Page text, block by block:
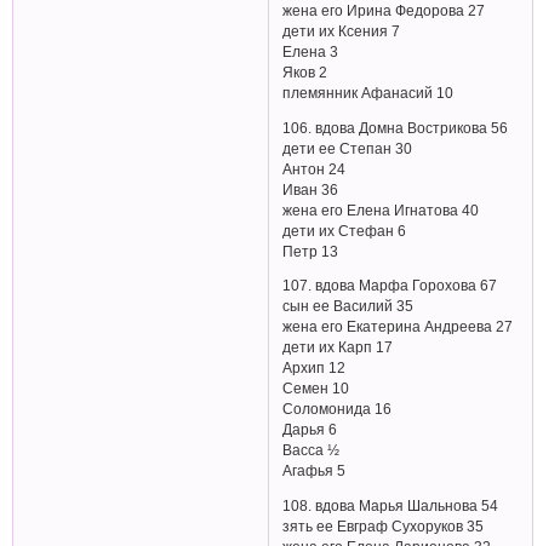
жена его Ирина Федорова 27
дети их Ксения 7
Елена 3
Яков 2
племянник Афанасий 10
106. вдова Домна Вострикова 56
дети ее Степан 30
Антон 24
Иван 36
жена его Елена Игнатова 40
дети их Стефан 6
Петр 13
107. вдова Марфа Горохова 67
сын ее Василий 35
жена его Екатерина Андреева 27
дети их Карп 17
Архип 12
Семен 10
Соломонида 16
Дарья 6
Васса ½
Агафья 5
108. вдова Марья Шальнова 54
зять ее Евграф Сухоруков 35